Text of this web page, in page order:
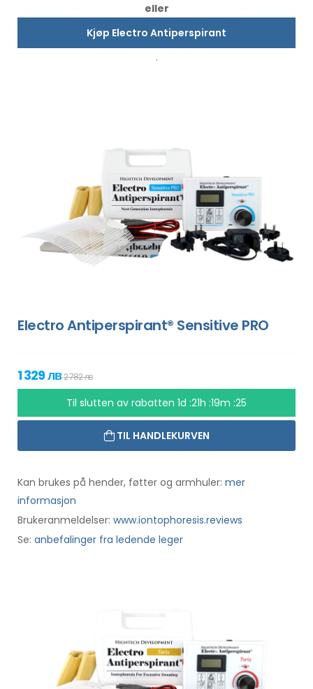
eller
Kjøp Electro Antiperspirant
.
Electro Antiperspirant® Sensitive PRO
1 329 лв2 782 лв
Til slutten av rabatten 1d :21h :19m :24
TIL HANDLEKURVEN
Kan brukes på hender, føtter og armhuler: mer
informasjon
Brukeranmeldelser: www.iontophoresis.reviews
Se: anbefalinger fra ledende leger